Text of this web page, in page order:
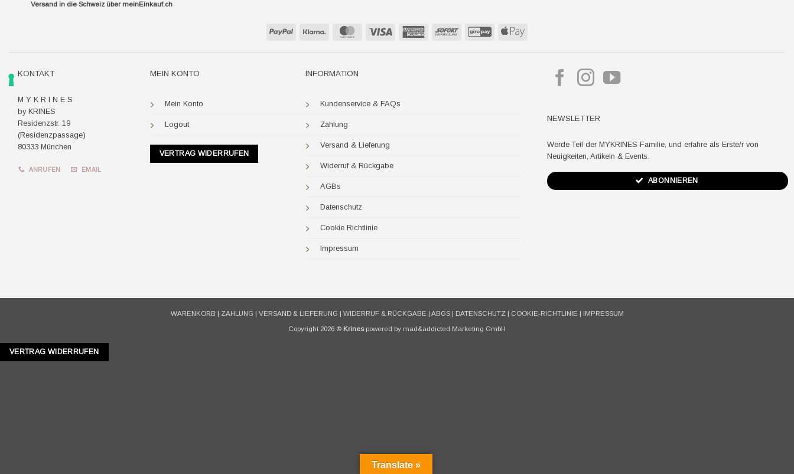
Versand in die Schweiz über meinEinkauf.ch
PayPal Klarna MasterCard Visa
AmericanSofort GiroPay Apple
KONTAKT
M Y K R I N E S
by KRINES
Residenzstr. 19
(Residenzpassage)
80333 München
ANRUFEN EMAIL
MEIN KONTO
Mein Konto
Logout
VERTRAG WIDERRUFEN
INFORMATION
Kundenservice & FAQs
Zahlung
Versand & Lieferung
Widerruf & Rückgabe
AGBs
Datenschutz
Cookie Richtlinie
Impressum
NEWSLETTER
Werde Teil der MYKRINES Familie, und erfahre als Erste/r von
Neuigkeiten, Artikeln & Events.
ABONNIEREN
WARENKORB ZAHLUNG VERSAND & LIEFERUNG WIDERRUF & RÜCKGABE ABGS| DATENSCHUTZ COOKIE-RICHTLINIE IMPRESSUM
Copyright 2026 © Krinespowered by mad&addicted Marketing GmbH
VERTRAG WIDERRUFEN
Translate »